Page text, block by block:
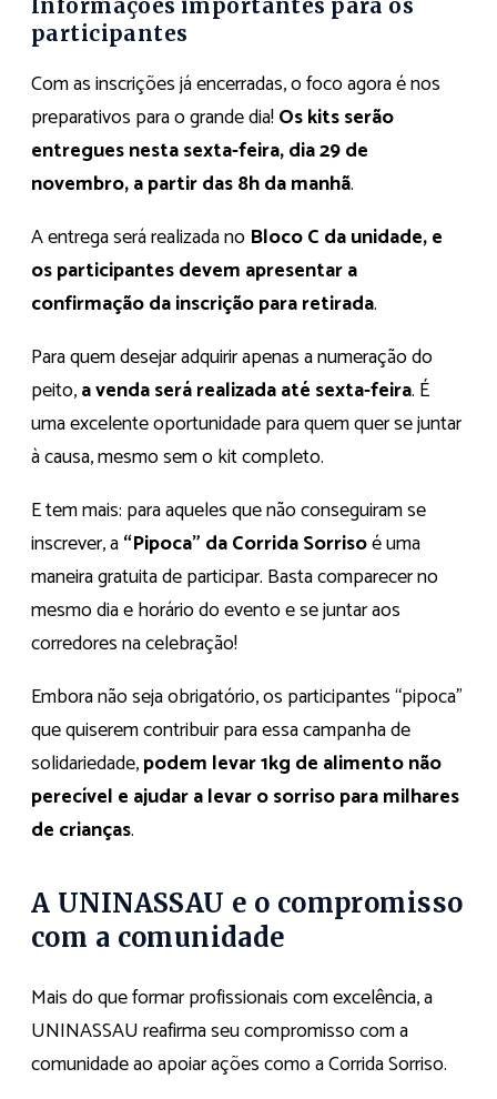
Informações importantes para os
participantes
Com as inscrições já encerradas, o foco agora é nos
preparativos para o grande dia!Os kits serão
entregues nesta sexta-feira, dia 29 de
novembro, a partir das 8h da manhã.
A entrega será realizada no Bloco C da unidade, e
os participantes devem apresentar a
confirmação da inscrição para retirada.
Para quem desejar adquirir apenas a numeração do
peito,a venda será realizada até sexta-feira. É
uma excelente oportunidade para quem quer se juntar
à causa, mesmo sem o kit completo.
E tem mais: para aqueles que não conseguiram se
inscrever, a“Pipoca” da Corrida Sorrisoé uma
maneira gratuita de participar. Basta comparecer no
mesmo dia e horário do evento e se juntar aos
corredores na celebração!
Embora não seja obrigatório, os participantes “pipoca”
que quiserem contribuir para essa campanha de
solidariedade,podem levar 1kg de alimento não
perecível e ajudar a levar o sorriso para milhares
de crianças.
A UNINASSAU e o compromisso
com a comunidade
Mais do que formar profissionais com excelência, a
UNINASSAU reafirma seu compromisso com a
comunidade ao apoiar ações como a Corrida Sorriso.